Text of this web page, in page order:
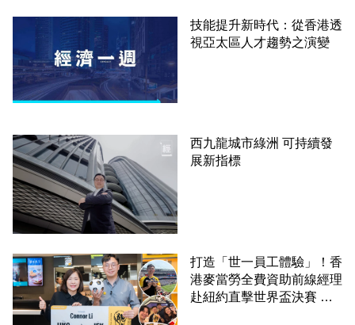
技能提升新時代：從香港透
視亞太區人才趨勢之演變
西九龍城市綠洲 可持續發
展新指標
打造「世一員工體驗」！香
港麥當勞全費資助前線經理
赴紐約直擊世界盃決賽 見